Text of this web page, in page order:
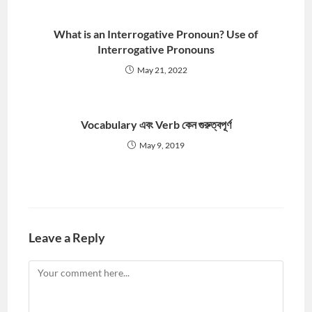
What is an Interrogative Pronoun? Use of
Interrogative Pronouns
May 21, 2022
Vocabulary এবং Verb কেন গুরুত্বপূর্ণ
May 9, 2019
Leave a Reply
Comment